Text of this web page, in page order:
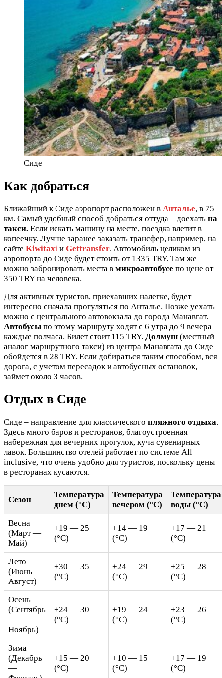
Сиде
Как добраться
Ближайший к Сиде аэропорт расположен в Анталье, в 75
км. Самый удобный способ добраться оттуда – доехать на
такси. Если искать машину на месте, поездка влетит в
копеечку. Лучше заранее заказать трансфер, например, на
сайте Kiwitaxi и Gettransfer. Автомобиль целиком из
аэропорта до Сиде будет стоить от 1335 TRY. Там же
можно забронировать места в микроавтобусе по цене от
350 TRY на человека.
Для активных туристов, приехавших налегке, будет
интересно сначала прогуляться по Анталье. Позже уехать
можно с центрального автовокзала до города Манавгат.
Автобусы по этому маршруту ходят с 6 утра до 9 вечера
каждые полчаса. Билет стоит 115 TRY. Долмуш (местный
аналог маршрутного такси) из центра Манавгата до Сиде
обойдется в 28 TRY. Если добираться таким способом, вся
дорога, с учетом пересадок и автобусных остановок,
займет около 3 часов.
Отдых в Сиде
Сиде – направление для классического пляжного отдыха.
Здесь много баров и ресторанов, благоустроенная
набережная для вечерних прогулок, куча сувенирных
лавок. Большинство отелей работает по системе All
inclusive, что очень удобно для туристов, поскольку цены
в ресторанах кусаются.
Сезон
Температура
днем (°C)
Температура
вечером (°C)
Температура
воды (°C)
Весна
(Март —
Май)
+19 — 25
(°C)
+14 — 19
(°C)
+17 — 21
(°C)
Лето
(Июнь —
Август)
+30 — 35
(°C)
+24 — 29
(°C)
+25 — 28
(°C)
Осень
(Сентябрь
—
Ноябрь)
+24 — 30
(°C)
+19 — 24
(°C)
+23 — 26
(°C)
Зима
(Декабрь
—
+15 — 20
(°C)
+10 — 15
(°C)
+17 — 19
(°C)